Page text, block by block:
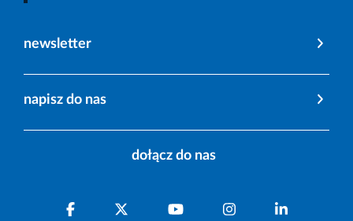
newsletter
napisz do nas
dołącz do nas